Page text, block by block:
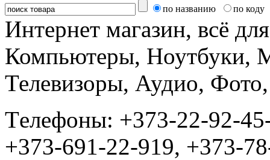
по названию по коду
Интернет магазин, всё
Компьютеры, Ноутбуки,
Телевизоры, Аудио,
Tелефоны: +373-22-92-
+373-691-22-919, +373-